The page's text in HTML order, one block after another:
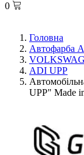
0
Головна
Автофарба
ADI UPP
UPP" Made